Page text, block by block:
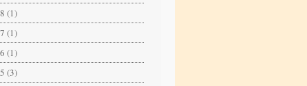
(1)
(1)
(1)
(3)